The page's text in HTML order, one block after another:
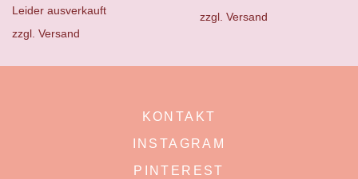
Leider ausverkauft
zzgl. Versand
zzgl. Versand
KONTAKT
INSTAGRAM
PINTEREST